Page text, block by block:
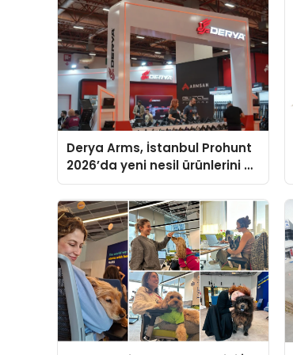
Derya Arms, İstanbul Prohunt
2026’da yeni nesil ürünlerini ve
global marka vizyonunu
sergiledi